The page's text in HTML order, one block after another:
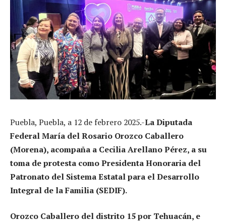
Puebla, Puebla, a 12 de febrero 2025.-La Diputada
Federal María del Rosario Orozco Caballero
(Morena), acompaña a Cecilia Arellano Pérez, a su
toma de protesta como Presidenta Honoraria del
Patronato del Sistema Estatal para el Desarrollo
Integral de la Familia (SEDIF).
Orozco Caballero del distrito 15 por Tehuacán, e